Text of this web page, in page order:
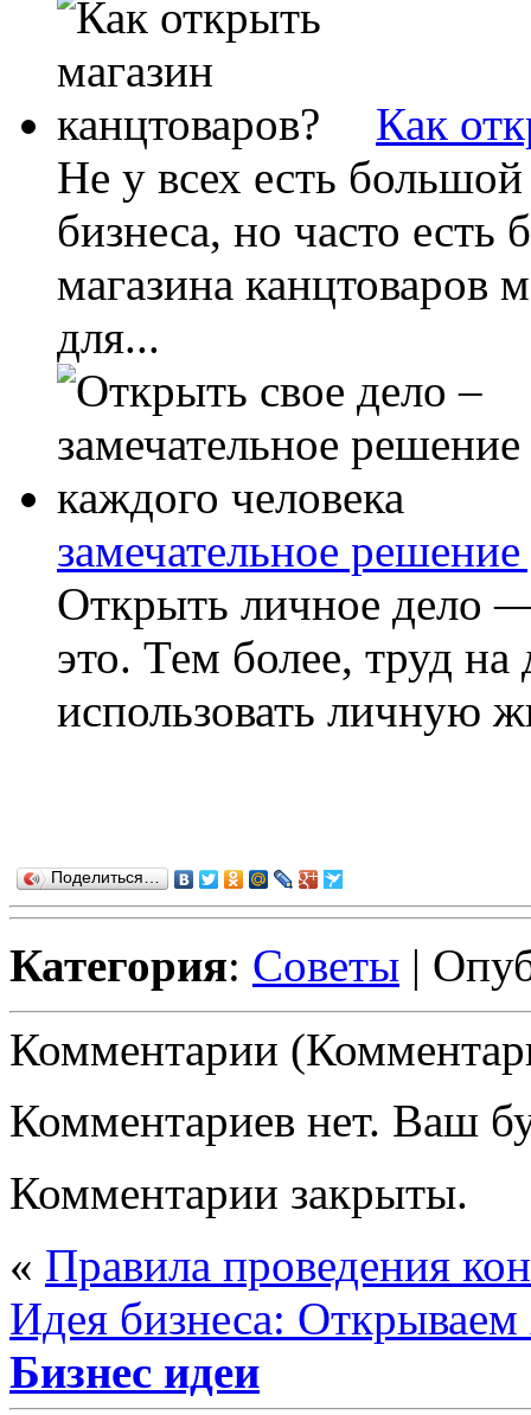
Как
Не у всех есть большой
бизнеса, но часто
магазина канцтоваров
для...
замечательное
Открыть личное дело
это. Тем более, труд
использовать личную
Поделиться…
Категория: Советы |
Комментарии
Комментариев нет. Ваш
Комментарии закрыты.
« Правила проведения
Идея бизнеса:
Бизнес идеи